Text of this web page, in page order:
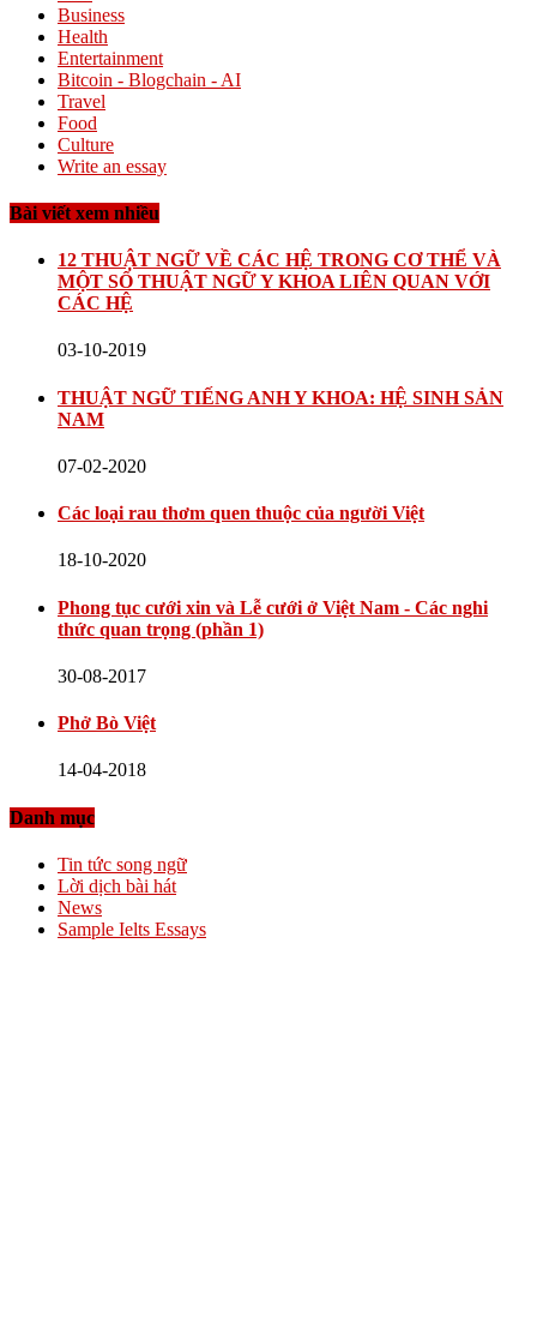
Business
Health
Entertainment
Bitcoin - Blogchain - AI
Travel
Food
Culture
Write an essay
Bài viết xem nhiều
12 THUẬT NGỮ VỀ CÁC HỆ TRONG CƠ THỂ VÀ
MỘT SỐ THUẬT NGỮ Y KHOA LIÊN QUAN VỚI
CÁC HỆ
03-10-2019
THUẬT NGỮ TIẾNG ANH Y KHOA: HỆ SINH SẢN
NAM
07-02-2020
Các loại rau thơm quen thuộc của người Việt
18-10-2020
Phong tục cưới xin và Lễ cưới ở Việt Nam - Các nghi
thức quan trọng (phần 1)
30-08-2017
Phở Bò Việt
14-04-2018
Danh mục
Tin tức song ngữ
Lời dịch bài hát
News
Sample Ielts Essays